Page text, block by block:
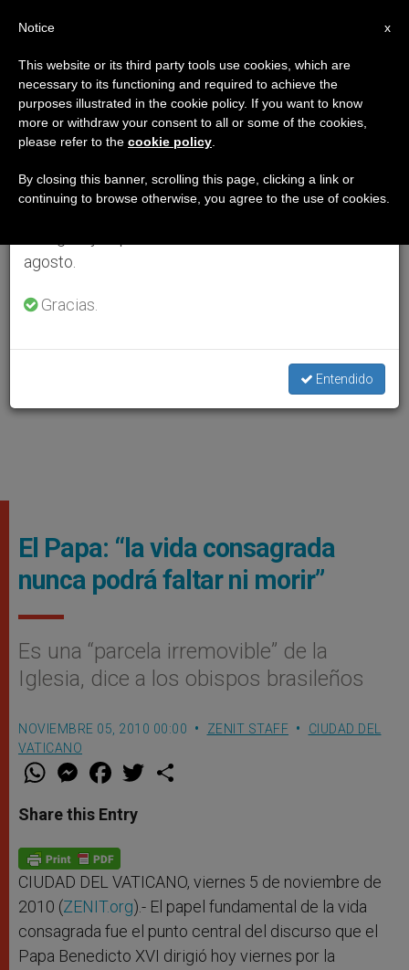
El Papa: “la vida consagrada
nunca podrá faltar ni morir”
Es una “parcela irremovible” de la
Iglesia, dice a los obispos brasileños
NOVIEMBRE 05, 2010 00:00 ZENIT STAFF
CIUDAD DEL
VATICANO
W
t
s
p
p
M
e
s
e
g
e
r
F
a
e
b
o
k
w
Share this Entry
CIUDAD DEL VATICANO, viernes 5 de noviembre de
2010 (ZENIT.org).- El papel fundamental de la vida
consagrada fue el punto central del discurso que el
Papa Benedicto XVI dirigió hoy viernes por la
×
Aviso importante
Del 27 de julio al 7 de agosto haremos la pausa
anual, aprovechando que en el periodo de verano
se generan menos informaciones y también el
agosto.
Gracias.
Entendido
x
Notice
This website or its third party tools use cookies, which are
necessary to its functioning and required to achieve the
purposes illustrated in the cookie policy. If you want to know
more or withdraw your consent to all or some of the cookies,
please refer to the cookie policy
By closing this banner, scrolling this page, clicking a link or
continuing to browse otherwise, you agree to the use of cookies.